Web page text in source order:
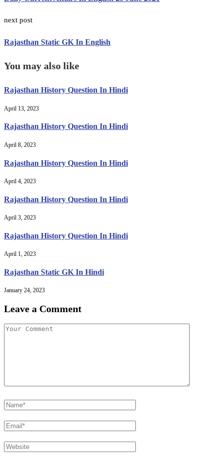
next post
Rajasthan Static GK In English
You may also like
Rajasthan History Question In Hindi
April 13, 2023
Rajasthan History Question In Hindi
April 8, 2023
Rajasthan History Question In Hindi
April 4, 2023
Rajasthan History Question In Hindi
April 3, 2023
Rajasthan History Question In Hindi
April 1, 2023
Rajasthan Static GK In Hindi
January 24, 2023
Leave a Comment